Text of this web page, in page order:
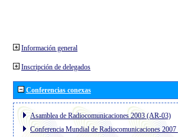
Información general
Inscripción de delegados
Conferencias conexas
Asamblea de Radiocomunicaciones 2003 (AR-03)
Conferencia Mundial de Radiocomunicaciones